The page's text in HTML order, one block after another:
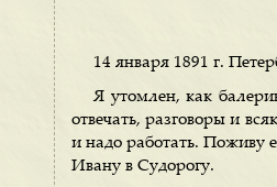
14 января 1891 г.
Я утомлен, как
отвечать, разговоры и
и надо работать. Поживу
Ивану в Судорогу.